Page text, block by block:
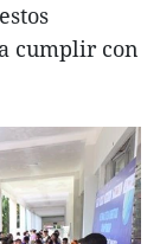
cumplir con